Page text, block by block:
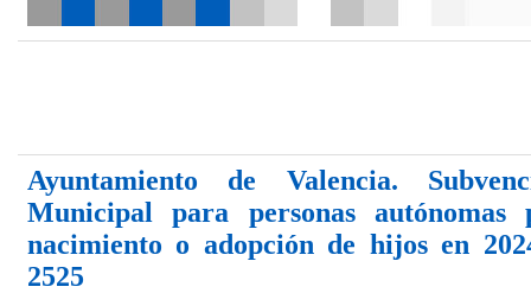
Ayuntamiento de Valencia.
Municipal para personas autónomas
nacimiento o adopción de hijos en
2525